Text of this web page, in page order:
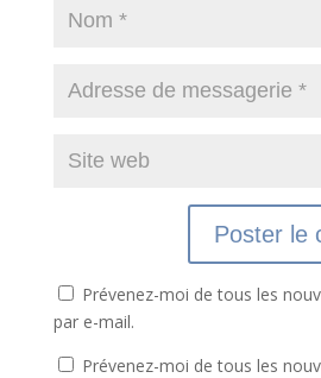
Prévenez-moi de tous les
par e-mail.
Prévenez-moi de tous les